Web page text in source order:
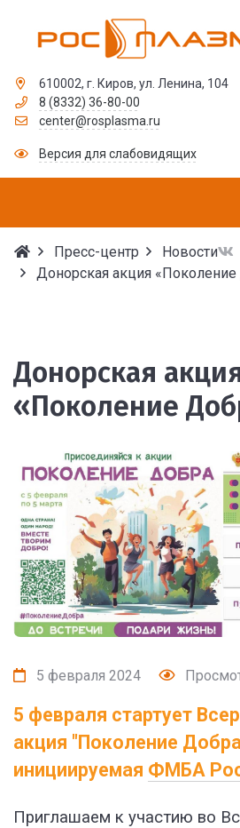
610002, г. Киров, ул. Ленина, 104
8 (8332) 36-80-00
center@rosplasma.ru
Версия для слабовидящих
Пресс-центр
Новости
Донорская акция
Донорская
«Поколение
5 февраля 2024
5 февраля стартует
акция "Поколение
инициируемая ФМБА
Приглашаем к участию во